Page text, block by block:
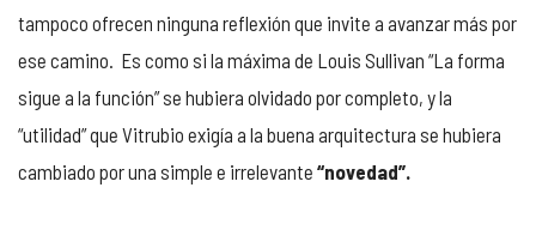
tampoco ofrecen ninguna reflexión que invite a avanzar más por
ese camino. Es como si la máxima de Louis Sullivan “La forma
sigue a la función” se hubiera olvidado por completo, y la
“utilidad” que Vitrubio exigía a la buena arquitectura se hubiera
cambiado por una simple e irrelevante “novedad”.